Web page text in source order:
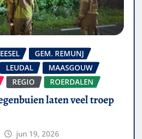
GEM. REMUNJ
LEUDAL
MAASGOUW
REGIO ROERDALEN
laten veel troep
jun 19, 2026